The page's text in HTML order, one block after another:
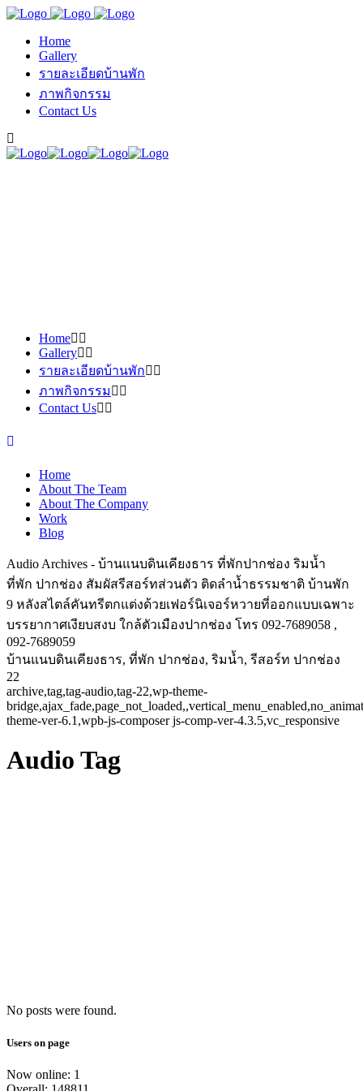
Home
Gallery
รายละเอียดบ้านพัก
ภาพกิจกรรม
Contact Us
Home
Gallery
รายละเอียดบ้านพัก
ภาพกิจกรรม
Contact Us
Home
About The Team
About The Company
Work
Blog
Audio Archives - บ้านแนบดินเคียงธาร ที่พักปากช่อง ริมน้ำ
ที่พัก ปากช่อง สัมผัสรีสอร์ทส่วนตัว ติดลำน้ำธรรมชาติ บ้านพัก
9 หลังสไตล์คันทรีตกแต่งด้วยเฟอร์นิเจอร์หวายที่ออกแบบเฉพาะ
บรรยากาศเงียบสงบ ใกล้ตัวเมืองปากช่อง โทร 092-7689058 ,
092-7689059
บ้านแนบดินเคียงธาร, ที่พัก ปากช่อง, ริมน้ำ, รีสอร์ท ปากช่อง
22
archive,tag,tag-audio,tag-22,wp-theme-
theme-ver-6.1,wpb-js-composer js-comp-ver-4.3.5,vc_responsive
Audio Tag
No posts were found.
Users on page
Now online: 1